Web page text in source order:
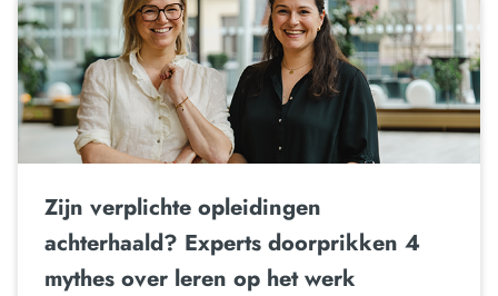
Zijn verplichte opleidingen
achterhaald? Experts doorprikken 4
mythes over leren op het werk